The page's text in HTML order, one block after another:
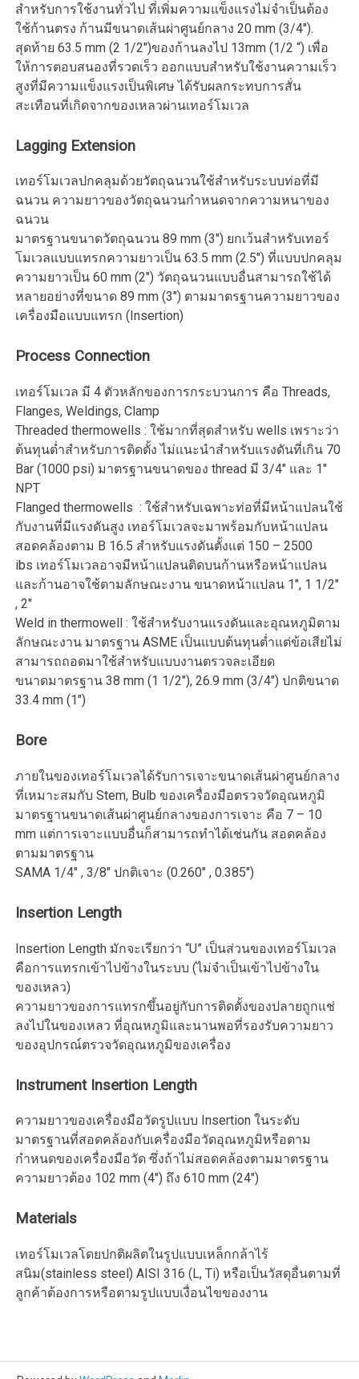
สำหรับการใช้งานทั่วไป ที่เพิ่มความแข็งแรงไม่จำเป็นต้อง
ใช้ก้านตรง ก้านมีขนาดเส้นผ่าศูนย์กลาง 20 mm (3/4″).
สุดท้าย 63.5 mm (2 1/2″)ของก้านลงไป 13mm (1/2 “) เพื่อ
ให้การตอบสนองที่รวดเร็ว ออกแบบสำหรับใช้งานความเร็ว
สูงที่มีความแข็งแรงเป็นพิเศษ ได้รับผลกระทบการสั่น
สะเทือนที่เกิดจากของเหลวผ่านเทอร์โมเวล
Lagging Extension
เทอร์โมเวลปกคลุมด้วยวัตถุฉนวนใช้สำหรับระบบท่อที่มี
ฉนวน ความยาวของวัตถุฉนวนกำหนดจากความหนาของ
ฉนวน
มาตรฐานขนาดวัตถุฉนวน 89 mm (3″) ยกเว้นสำหรับเทอร์
โมเวลแบบแทรกความยาวเป็น 63.5 mm (2.5″) ที่แบบปกคลุม
ความยาวเป็น 60 mm (2″) วัตถุฉนวนแบบอื่นสามารถใช้ได้
หลายอย่างที่ขนาด 89 mm (3″) ตามมาตรฐานความยาวของ
เครื่องมือแบบแทรก (Insertion)
Process Connection
เทอร์โมเวล มี 4 ตัวหลักของการกระบวนการ คือ Threads,
Flanges, Weldings, Clamp
Threaded thermowells : ใช้มากที่สุดสำหรับ wells เพราะว่า
ต้นทุนต่ำสำหรับการติดตั้ง ไม่แนะนำสำหรับแรงดันที่เกิน 70
Bar (1000 psi) มาตรฐานขนาดของ thread มี 3/4″ และ 1″
NPT
Flanged thermowells : ใช้สำหรับเฉพาะท่อที่มีหน้าแปลนใช้
กับงานที่มีแรงดันสูง เทอร์โมเวลจะมาพร้อมกับหน้าแปลน
สอดคล้องตาม B 16.5 สำหรับแรงดันตั้งแต่ 150 – 2500
ibs เทอร์โมเวลอาจมีหน้าแปลนติดบนก้านหรือหน้าแปลน
และก้านอาจใช้ตามลักษณะงาน ขนาดหน้าแปลน 1″, 1 1/2″
, 2″
Weld in thermowell : ใช้สำหรับงานแรงดันและอุณหภูมิตาม
ลักษณะงาน มาตรฐาน ASME เป็นแบบต้นทุนต่ำแต่ข้อเสียไม่
สามารถถอดมาใช้สำหรับแบบงานตรวจละเอียด
ขนาดมาตรฐาน 38 mm (1 1/2″), 26.9 mm (3/4″) ปกติขนาด
33.4 mm (1″)
Bore
ภายในของเทอร์โมเวลได้รับการเจาะขนาดเส้นผ่าศูนย์กลาง
ที่เหมาะสมกับ Stem, Bulb ของเครื่องมือตรวจวัดอุณหภูมิ
มาตรฐานขนาดเส้นผ่าศูนย์กลางของการเจาะ คือ 7 – 10
mm แต่การเจาะแบบอื่นก็สามารถทำได้เช่นกัน สอดคล้อง
ตามมาตรฐาน
SAMA 1/4″ , 3/8″ ปกติเจาะ (0.260″ , 0.385″)
Insertion Length
Insertion Length มักจะเรียกว่า “U” เป็นส่วนของเทอร์โมเวล
คือการแทรกเข้าไปข้างในระบบ (ไม่จำเป็นเข้าไปข้างใน
ของเหลว)
ความยาวของการแทรกขึ้นอยู่กับการติดตั้งของปลายถูกแช่
ลงไปในของเหลว ที่อุณหภูมิและนานพอที่รองรับความยาว
ของอุปกรณ์ตรวจวัดอุณหภูมิของเครื่อง
Instrument Insertion Length
ความยาวของเครื่องมือวัดรูปแบบ Insertion ในระดับ
มาตรฐานที่สอดคล้องกับเครื่องมือวัดอุณหภูมิหรือตาม
กำหนดของเครื่องมือวัด ซึ่งถ้าไม่สอดคล้องตามมาตรฐาน
ความยาวต้อง 102 mm (4″) ถึง 610 mm (24″)
Materials
เทอร์โมเวลโดยปกติผลิตในรูปแบบเหล็กกล้าไร้
สนิม(stainless steel) AISI 316 (L, Ti) หรือเป็นวัสดุอื่นตามที่
ลูกค้าต้องการหรือตามรูปแบบเงื่อนไขของงาน